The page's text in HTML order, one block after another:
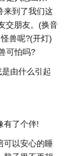
来到了我们这
交朋友。(换音
兽呢?(开灯)
可怕吗?
由什么引起
有了个伴!
可以安心的睡